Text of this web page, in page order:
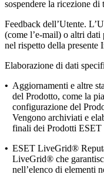
sospendere la ricezione
Feedback dell’Utente.
(come l’e-mail) o altri
nel rispetto della presente
Elaborazione di dati
• Aggiornamenti e altre
del Prodotto, come la
configurazione del
Vengono archiviati e
finali dei Prodotti ESET
• ESET LiveGrid®
LiveGrid® che
nell’elenco di elementi